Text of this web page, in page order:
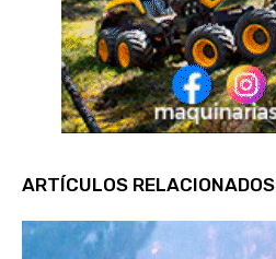
ARTÍCULOS RELACIONADOS